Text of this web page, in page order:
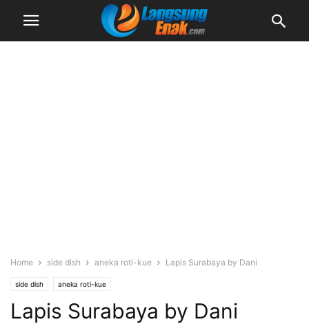
Home side dish aneka roti-kue Lapis Surabaya by Dani
side dish aneka roti-kue
Lapis Surabaya by Dani